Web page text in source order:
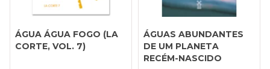
ÁGUA ÁGUA FOGO (LA
CORTE, VOL. 7)
ÁGUAS ABUNDANTES
DE UM PLANETA
RECÉM-NASCIDO